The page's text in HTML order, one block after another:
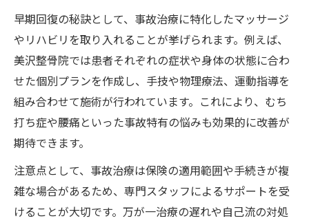
マッサージ併用の事故治療がもたらす効果
痛み別に適した事故治療マッサージの方法
事故治療で心身を癒すマッサージの進め方
北海道北広島市で安心できる事故治療体験
事故治療で安心を得るための施設選びのコ
ツ
口コミで評判の事故治療が信頼される理由
事故治療とマッサージの地域密着型サポー
ト
早期回復の秘訣として、事故治療に特化したマッサージ
やリハビリを取り入れることが挙げられます。例えば、
美沢整骨院では患者それぞれの症状や身体の状態に合わ
せた個別プランを作成し、手技や物理療法、運動指導を
組み合わせて施術が行われています。これにより、むち
打ち症や腰痛といった事故特有の悩みも効果的に改善が
期待できます。
注意点として、事故治療は保険の適用範囲や手続きが複
雑な場合があるため、専門スタッフによるサポートを受
けることが大切です。万が一治療の遅れや自己流の対処